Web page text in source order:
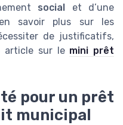
social et d’une
savoir plus sur les
de justificatifs,
article sur le mini prêt
pour un prêt
municipal